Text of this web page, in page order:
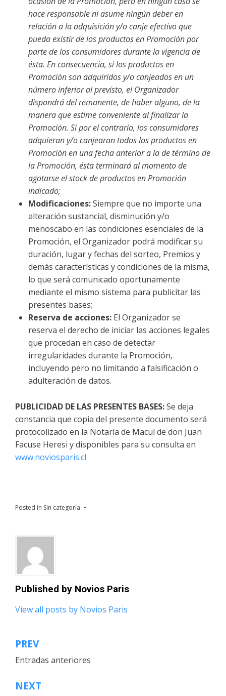
hace responsable ni asume ningún deber en
relación a la adquisición y/o canje efectivo que
pueda existir de los productos en Promoción por
parte de los consumidores durante la vigencia de
ésta. En consecuencia, si los productos en
Promoción son adquiridos y/o canjeados en un
número inferior al previsto, el Organizador
dispondrá del remanente, de haber alguno, de la
manera que estime conveniente al finalizar la
Promoción. Si por el contrario, los consumidores
adquieran y/o canjearan todos los productos en
Promoción en una fecha anterior a la de término de
la Promoción, ésta terminará al momento de
agotarse el stock de productos en Promoción
indicado;
Modificaciones:Siempre que no importe una
alteración sustancial, disminución y/o
menoscabo en las condiciones esenciales de la
Promoción, el Organizador podrá modificar su
duración, lugar y fechas del sorteo, Premios y
demás características y condiciones de la misma,
lo que será comunicado oportunamente
mediante el mismo sistema para publicitar las
presentes bases;
Reserva de acciones: El Organizador se
reserva el derecho de iniciar las acciones legales
que procedan en caso de detectar
irregularidades durante la Promoción,
incluyendo pero no limitando a falsificación o
adulteración de datos.
PUBLICIDAD DE LAS PRESENTES BASES:Se deja
constancia que copia del presente documento será
protocolizado en la Notaría de Macul de don Juan
Facuse Heresi y disponibles para su consulta en
www.noviosparis.cl
Posted in Sin categoría
Published by Novios Paris
View all posts by Novios Paris
Navegación
de
entradas
PREV
Entradas anteriores
NEXT